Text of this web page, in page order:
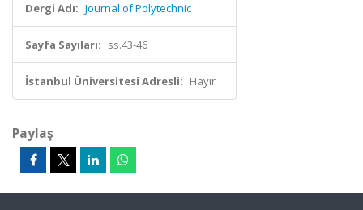
Dergi Adı: Journal of Polytechnic
Sayfa Sayıları: ss.43-46
İstanbul Üniversitesi Adresli: Hayır
Paylaş